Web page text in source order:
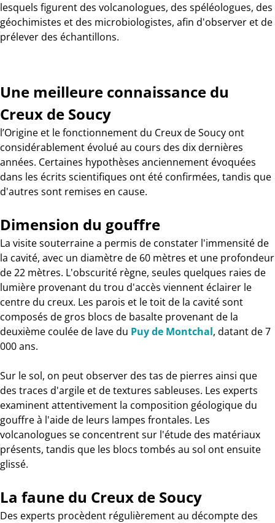
lesquels figurent des volcanologues, des spéléologues, des
géochimistes et des microbiologistes, afin d'observer et de
prélever des échantillons.
Une meilleure connaissance du
Creux de Soucy
l’Origine et le fonctionnement du Creux de Soucy ont
considérablement évolué au cours des dix dernières
années. Certaines hypothèses anciennement évoquées
dans les écrits scientifiques ont été confirmées, tandis que
d'autres sont remises en cause.
Dimension du gouffre
La visite souterraine a permis de constater l'immensité de
la cavité, avec un diamètre de 60 mètres et une profondeur
de 22 mètres. L'obscurité règne, seules quelques raies de
lumière provenant du trou d'accès viennent éclairer le
centre du creux. Les parois et le toit de la cavité sont
composés de gros blocs de basalte provenant de la
deuxième coulée de lave du Puy de Montchal, datant de 7
000 ans.
Sur le sol, on peut observer des tas de pierres ainsi que
des traces d'argile et de textures sableuses. Les experts
examinent attentivement la composition géologique du
gouffre à l'aide de leurs lampes frontales. Les
volcanologues se concentrent sur l'étude des matériaux
présents, tandis que les blocs tombés au sol ont ensuite
glissé.
La faune du Creux de Soucy
Des experts procèdent régulièrement au décompte des